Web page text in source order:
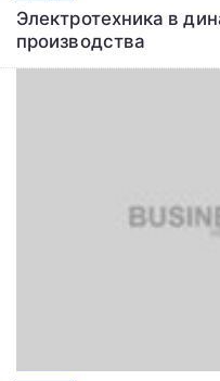
Электротехника в
производства